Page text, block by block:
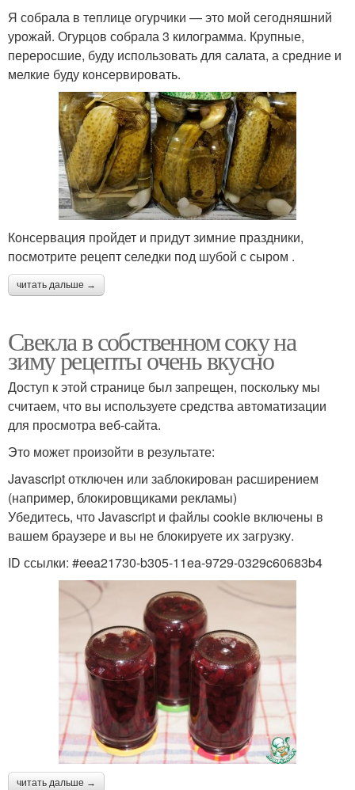
Я собрала в теплице огурчики — это мой сегодняшний
урожай. Огурцов собрала 3 килограмма. Крупные,
переросшие, буду использовать для салата, а средние и
мелкие буду консервировать.
Консервация пройдет и придут зимние праздники,
посмотрите рецепт селедки под шубой с сыром .
читать дальше →
Свекла в собственном соку на
зиму рецепты очень вкусно
Доступ к этой странице был запрещен, поскольку мы
считаем, что вы используете средства автоматизации
для просмотра веб-сайта.
Это может произойти в результате:
Javascript отключен или заблокирован расширением
(например, блокировщиками рекламы)
Убедитесь, что Javascript и файлы cookie включены в
вашем браузере и вы не блокируете их загрузку.
ID ссылки: #eea21730-b305-11ea-9729-0329c60683b4
читать дальше →